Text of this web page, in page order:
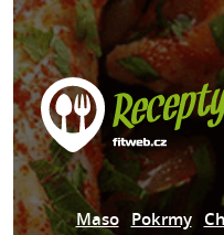
Maso Pokrmy